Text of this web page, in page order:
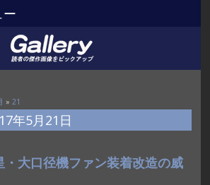
ー
» 21
年5月21日
・大口径機ファン装着改造の威